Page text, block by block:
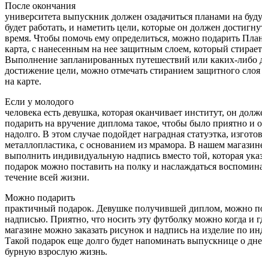
После окончания
университета выпускник должен озадачиться планами на
будет работать, и наметить цели, которые он должен
время. Чтобы помочь ему определиться, можно подарить
карта, с нанесенным на нее защитным слоем, который
Выполнение запланированных путешествий или каких-либо
достижение цели, можно отмечать стиранием защитного слоя
на карте.
Если у молодого
человека есть девушка, которая оканчивает институт, он
подарить на вручение диплома такое, чтобы было приятно и
надолго. В этом случае подойдет наградная статуэтка,
металлопластика, с основанием из мрамора. В нашем
выполнить индивидуальную надпись вместо той, которая
подарок можно поставить на полку и наслаждаться
течение всей жизни.
Можно подарить
практичный подарок. Девушке получившей диплом, можно
надписью. Приятно, что носить эту футболку можно когда и
магазине можно заказать рисунок и надпись на изделие по
Такой подарок еще долго будет напоминать выпускнице о
бурную взрослую жизнь.